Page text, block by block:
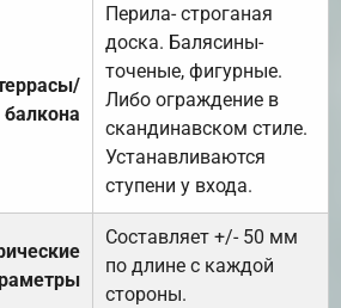
балкона
Перила- строганая
доска. Балясины-
точеные, фигурные.
Либо ограждение в
скандинавском стиле.
Устанавливаются
ступени у входа.
Составляет +/- 50 мм
по длине с каждой
стороны.